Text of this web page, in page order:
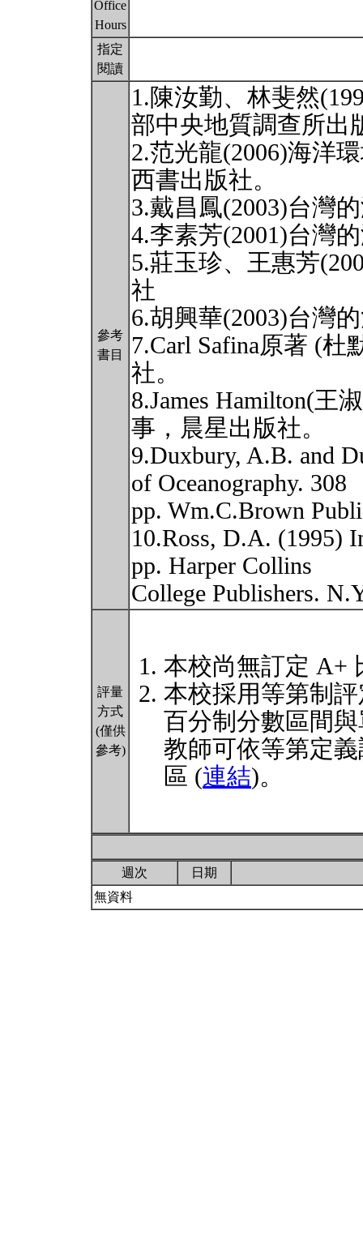
Office
Hours
指定
閱讀
參考
書目
1.陳汝勤、林斐然
部中央地質調查所出
2.范光龍(2006)海洋
西書出版社。
3.戴昌鳳(2003)台灣
4.李素芳(2001)台灣
5.莊玉珍、王惠芳
社
6.胡興華(2003)台灣
7.Carl Safina原著 (
社。
8.James Hamilton(王
事，晨星出版社。
9.Duxbury, A.B. and
of Oceanography. 308
pp. Wm.C.Brown
10.Ross, D.A. (1995)
pp. Harper Collins
College Publishers.
評量
方式
(僅供
參考)
本校尚無訂定 A+
本校採用等第制
百分制分數區間
教師可依等第定
區 (連結)。
週次
日期
無資料